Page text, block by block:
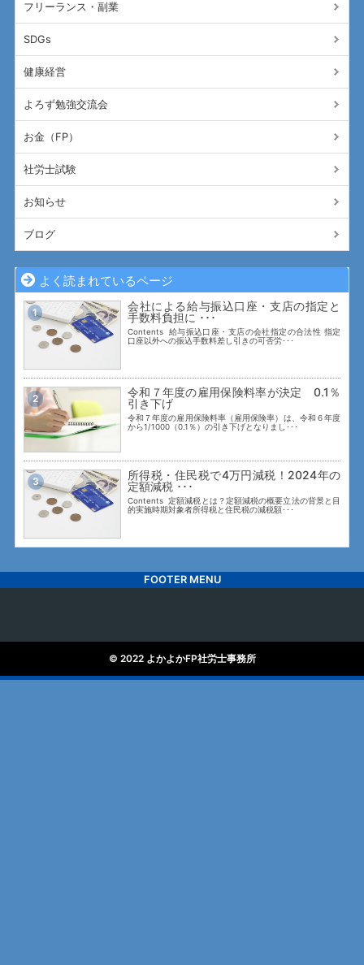
フリーランス・副業
SDGs
健康経営
よろず勉強交流会
お金（FP）
社労士試験
お知らせ
ブログ
よく読まれているページ
1
会社による給与振込口座・支店の指定と
手数料負担に ･･･
Contents 給与振込口座・支店の会社指定の合法性 指定
口座以外への振込手数料差し引きの可否労･･･
2
令和７年度の雇用保険料率が決定 0.1％
引き下げ
令和７年度の雇用保険料率（雇用保険率）は、令和６年度
から1/1000（0.1％）の引き下げとなりまし･･･
3
所得税・住民税で4万円減税！2024年の
定額減税 ･･･
Contents 定額減税とは？定額減税の概要立法の背景と目
的実施時期対象者所得税と住民税の減税額･･･
FOOTER MENU
© 2022 よかよかFP社労士事務所